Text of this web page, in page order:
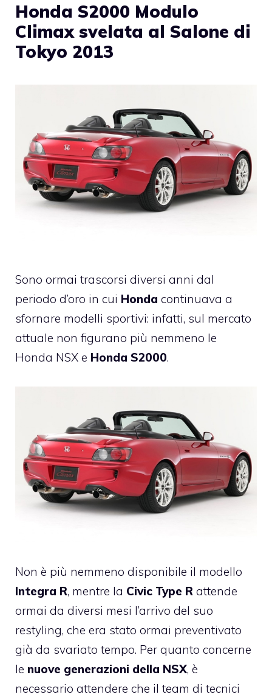
Honda S2000 Modulo
Climax svelata al Salone di
Tokyo 2013
Sono ormai trascorsi diversi anni dal
periodo d’oro in cui Honda continuava a
sfornare modelli sportivi: infatti, sul mercato
attuale non figurano più nemmeno le
Honda NSX e Honda S2000.
Non è più nemmeno disponibile il modello
Integra R, mentre la Civic Type R attende
ormai da diversi mesi l’arrivo del suo
restyling, che era stato ormai preventivato
già da svariato tempo. Per quanto concerne
le nuove generazioni della NSX, è
necessario attendere che il team di tecnici